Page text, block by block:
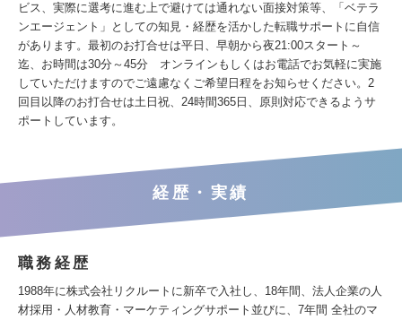
ビス、実際に選考に進む上で避けては通れない面接対策等、「ベテラ
ンエージェント」としての知見・経歴を活かした転職サポートに自信
があります。最初のお打合せは平日、早朝から夜21:00スタート～
迄、お時間は30分～45分 オンラインもしくはお電話でお気軽に実施
していただけますのでご遠慮なくご希望日程をお知らせください。2
回目以降のお打合せは土日祝、24時間365日、原則対応できるようサ
ポートしています。
経歴・実績
職務経歴
1988年に株式会社リクルートに新卒で入社し、18年間、法人企業の人
材採用・人材教育・マーケティングサポート並びに、7年間 全社のマ